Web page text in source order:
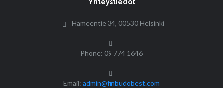
Yhteystiedot
Hämeentie 34, 00530 Helsinki
Phone: 09 774 1646
Email: admin@finbudobest.com